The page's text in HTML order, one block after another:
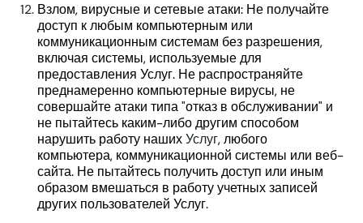
Взлом, вирусные и сетевые атаки: Не получайте
доступ к любым компьютерным или
коммуникационным системам без разрешения,
включая системы, используемые для
предоставления Услуг. Не распространяйте
преднамеренно компьютерные вирусы, не
совершайте атаки типа "отказ в обслуживании" и
не пытайтесь каким-либо другим способом
нарушить работу нашихУслуг, любого
компьютера, коммуникационной системы или веб-
сайта. Не пытайтесь получить доступ или иным
образом вмешаться в работу учетных записей
других пользователей Услуг.